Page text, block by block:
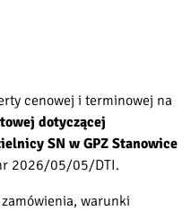
cenowej i terminowej na
dotyczącej
SN w GPZ Stanowice
2026/05/05/DTI.
warunki